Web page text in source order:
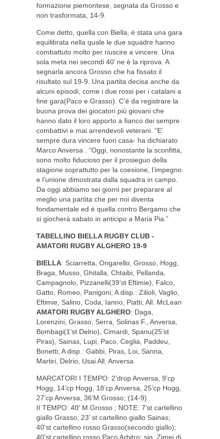
formazione piemontese, segnata da Grosso e
non trasformata, 14-9.
Come detto, quella con Biella, è stata una gara
equilibrata nella quale le due squadre hanno
combattuto molto per riuscire a vincere. Una
sola meta nei secondi 40’ ne è la riprova. A
segnarla ancora Grosso che ha fissato il
risultato sul 19-9. Una partita decisa anche da
alcuni episodi, come i due rossi per i catalani a
fine gara(Paco e Grasso). C’è da registrare la
buona prova dei giocatori più giovani che
hanno dato il loro apporto a fianco dei sempre
combattivi e mai arrendevoli veterani. “E’
sempre dura vincere fuori casa- ha dichiarato
Marco Anversa . “Oggi, nonostante la sconfitta,
sono molto fiducioso per il prosieguo della
stagione soprattutto per la coesione, l’impegno
e l’unione dimostrata dalla squadra in campo.
Da oggi abbiamo sei giorni per preparare al
meglio una partita che per noi diventa
fondamentale ed è quella contro Bergamo che
si giocherà sabato in anticipo a Maria Pia.”
TABELLINO BIELLA RUGBY CLUB -
AMATORI RUGBY ALGHERO 19-9
BIELLA: Sciarretta, Ongarello, Grosso, Hogg,
Braga, Musso, Ghitalla, Chtaibi, Pellanda,
Campagnolo, Pizzanelli(39’st Eftimie), Falco,
Gatto, Romeo, Panigoni; A disp.: Zilioli, Vaglio,
Eftimie, Salino, Coda, Ianno, Piatti; All. McLean
AMATORI RUGBY ALGHERO: Daga,
Lorenzini, Grasso, Serra, Solinas F., Anversa,
Bombagi(1’st Delrio), Cimardi, Spanu(25’st
Piras), Sainas, Lupi, Paco, Ceglia, Paddeu,
Bonetti; A disp.: Gabbi, Piras, Loi, Sanna,
Martiri, Delrio, Usai All. Anversa
MARCATORI I TEMPO: 2’drop Anversa, 9’cp
Hogg, 14’cp Hogg, 18’cp Anversa, 25’cp Hogg,
27’cp Anversa, 36’M Grosso; (14-9)
II TEMPO: 40′ M Grosso ; NOTE: 7’st cartellino
giallo Grasso; 23’ st cartellino giallo Sainas;
40’st cartellino rosso Grasso(secondo giallo);
40’st cartellino rosso Paco Arbitro: sig. Zimei di